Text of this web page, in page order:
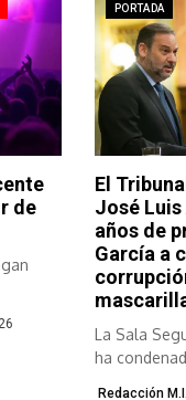
de
PORTADA
El
José Luis
años de
García a
La Sala
ha
Redacción M.I.